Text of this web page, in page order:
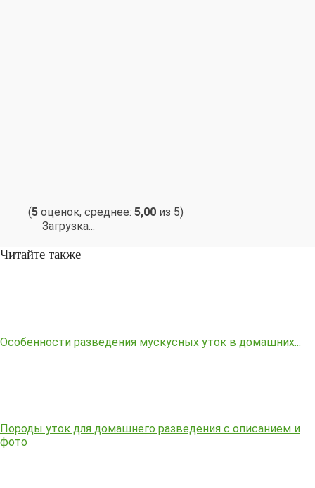
(5 оценок, среднее: 5,00 из 5)
Загрузка...
Читайте также
Особенности разведения мускусных уток в домашних...
Породы уток для домашнего разведения с описанием и
фото